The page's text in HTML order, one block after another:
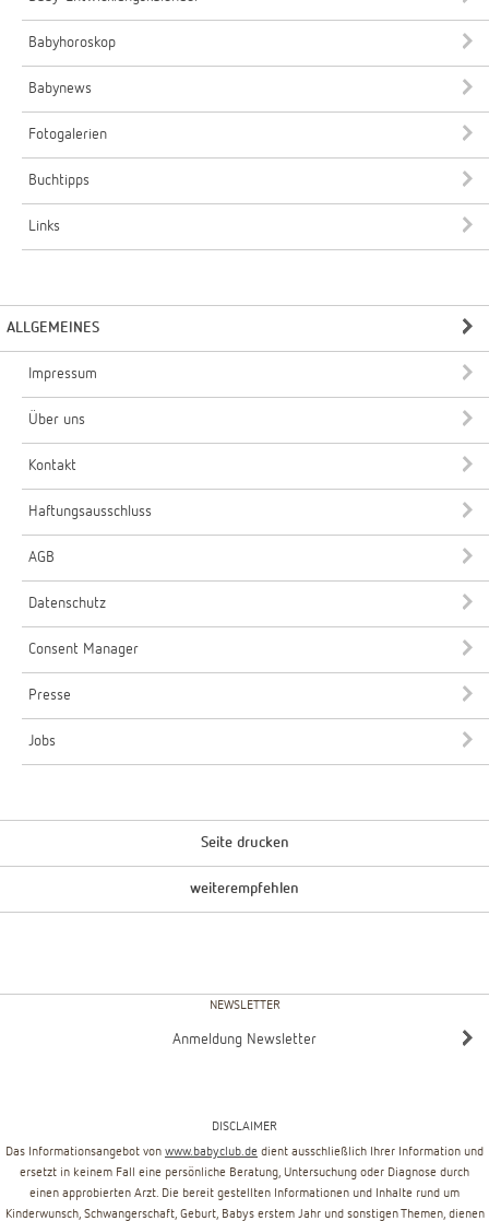
Babyhoroskop
Babynews
Fotogalerien
Buchtipps
Links
ALLGEMEINES
Impressum
Über uns
Kontakt
Haftungsausschluss
AGB
Datenschutz
Consent Manager
Presse
Jobs
Seite drucken
weiterempfehlen
NEWSLETTER
Anmeldung Newsletter
DISCLAIMER
Das Informationsangebot von www.babyclub.de dient ausschließlich Ihrer Information und
ersetzt in keinem Fall eine persönliche Beratung, Untersuchung oder Diagnose durch
einen approbierten Arzt. Die bereit gestellten Informationen und Inhalte rund um
Kinderwunsch, Schwangerschaft, Geburt, Babys erstem Jahr und sonstigen Themen, dienen